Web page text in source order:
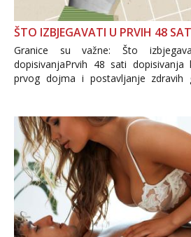
ŠTO IZBJEGAVATI U PRVIH 48
Granice su važne: Što
dopisivanjaPrvih 48 sati
prvog dojma i postavljanje zdravih
Važno je izbjeći prebrzo
povjerenje. Takođe...